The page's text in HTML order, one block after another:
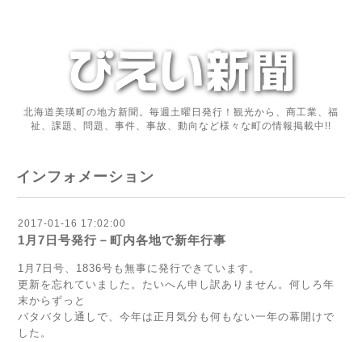
北海道美瑛町の地方新聞。毎週土曜日発行！観光から、商工業、福
祉、課題、問題、事件、事故、動向など様々な町の情報掲載中!!
インフォメーション
2017-01-16 17:02:00
1月7日号発行－町内各地で新年行事
1月7日号、1836号も無事に発行できています。
更新を忘れていました。たいへん申し訳ありません。何しろ年
末からずっと
バタバタし通しで、今年は正月気分も何もない一年の幕開けで
した。